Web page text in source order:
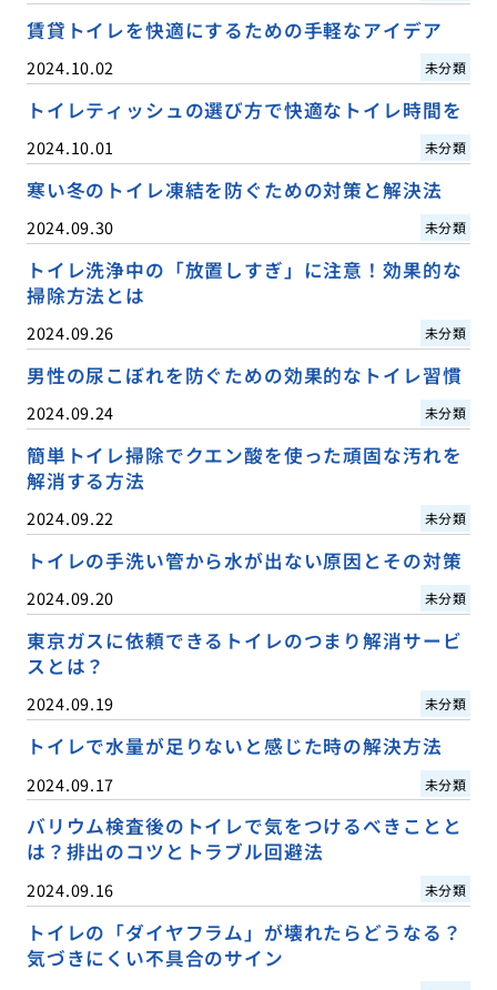
賃貸トイレを快適にするための手軽なアイデア
2024.10.02 未分類
トイレティッシュの選び方で快適なトイレ時間を
2024.10.01 未分類
寒い冬のトイレ凍結を防ぐための対策と解決法
2024.09.30 未分類
トイレ洗浄中の「放置しすぎ」に注意！効果的な
掃除方法とは
2024.09.26 未分類
男性の尿こぼれを防ぐための効果的なトイレ習慣
2024.09.24 未分類
簡単トイレ掃除でクエン酸を使った頑固な汚れを
解消する方法
2024.09.22 未分類
トイレの手洗い管から水が出ない原因とその対策
2024.09.20 未分類
東京ガスに依頼できるトイレのつまり解消サービ
スとは？
2024.09.19 未分類
トイレで水量が足りないと感じた時の解決方法
2024.09.17 未分類
バリウム検査後のトイレで気をつけるべきことと
は？排出のコツとトラブル回避法
2024.09.16 未分類
トイレの「ダイヤフラム」が壊れたらどうなる？
気づきにくい不具合のサイン